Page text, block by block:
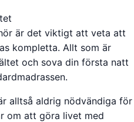
är det viktigt att veta att
kompletta. Allt som är
och sova din första natt
alltså aldrig nödvändiga för
om att göra livet med